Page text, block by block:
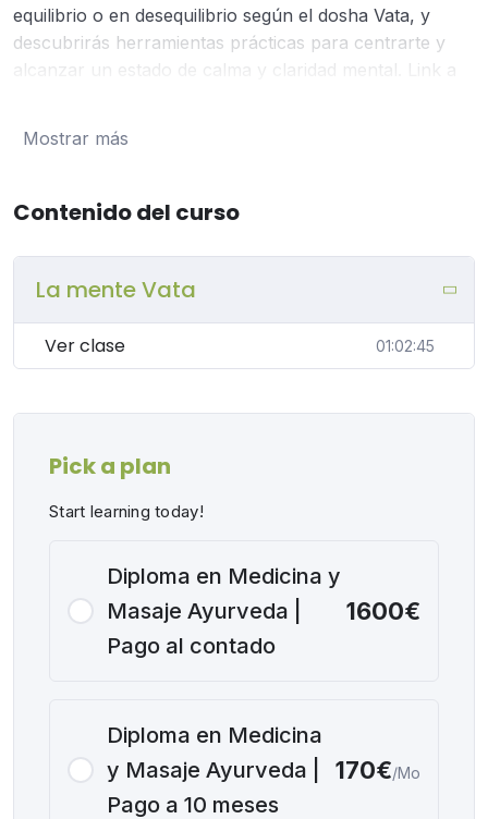
equilibrio o en desequilibrio según el dosha Vata, y
descubrirás herramientas prácticas para centrarte y
alcanzar un estado de calma y claridad mental. Link a
Exploraremos las características únicas de una mente
beneficios y desafíos asociados con la mente Vata.
en la mente Vata. Técnicas y prácticas específicas para
estabilizar y enfocar una mente Vata. Guias de
con predominancia Vata. Al final de la clase, abrimos
un espacio para responder las dudas que surgen en
bienestar mental. ¡No te pierdas esta oportunidad de
profundizar en el conocimiento ayurvédico y aprender
a manejar tu dosha Vata para vivir una vida más
Mostrar más
Contenido del curso
La mente Vata
Ver clase 01:02:45
Pick a plan
Start learning today!
Diploma en Medicina y
Masaje Ayurveda |
Pago al contado
1600€
Diploma en Medicina
y Masaje Ayurveda |
Pago a 10 meses
170€/Mo